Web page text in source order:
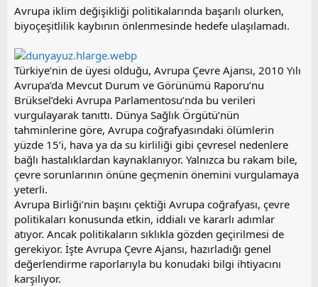
l
a
t
a
n
t
a
i
h
Avrupa iklim değişikliği politikalarında başarılı olurken,
biyoçeşitlilik kaybının önlenmesinde hedefe ulaşılamadı.
Türkiye’nin de üyesi olduğu, Avrupa Çevre Ajansı, 2010 Yılı
Avrupa’da Mevcut Durum ve Görünümü Raporu’nu
Brüksel’deki Avrupa Parlamentosu’nda bu verileri
vurgulayarak tanıttı. Dünya Sağlık Örgütü’nün
tahminlerine göre, Avrupa coğrafyasındaki ölümlerin
yüzde 15’i, hava ya da su kirliliği gibi çevresel nedenlere
bağlı hastalıklardan kaynaklanıyor. Yalnızca bu rakam bile,
çevre sorunlarının önüne geçmenin önemini vurgulamaya
yeterli.
Avrupa Birliği’nin başını çektiği Avrupa coğrafyası, çevre
politikaları konusunda etkin, iddialı ve kararlı adımlar
atıyor. Ancak politikaların sıklıkla gözden geçirilmesi de
gerekiyor. İşte Avrupa Çevre Ajansı, hazırladığı genel
değerlendirme raporlarıyla bu konudaki bilgi ihtiyacını
karşılıyor.